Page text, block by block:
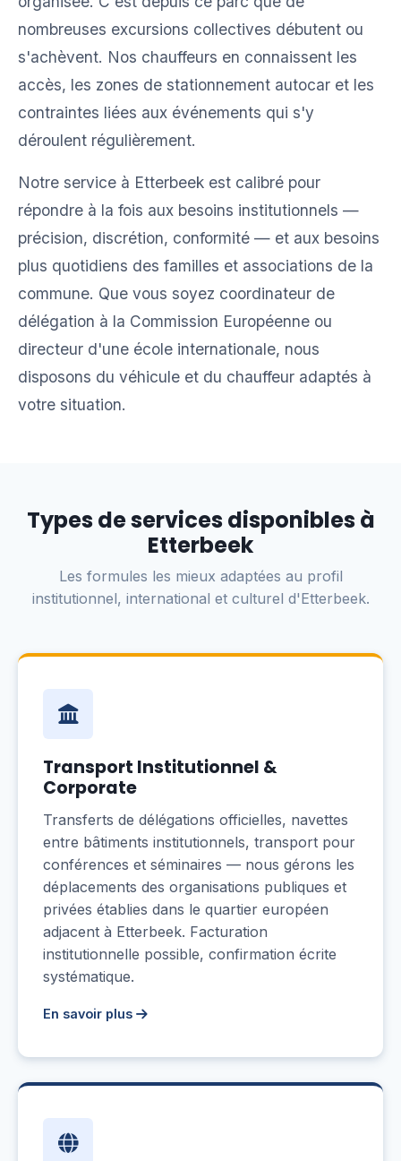
nombreuses excursions collectives débutent ou
s'achèvent. Nos chauffeurs en connaissent les
accès, les zones de stationnement autocar et les
contraintes liées aux événements qui s'y
déroulent régulièrement.
Notre service à Etterbeek est calibré pour
répondre à la fois aux besoins institutionnels —
précision, discrétion, conformité — et aux besoins
plus quotidiens des familles et associations de la
commune. Que vous soyez coordinateur de
délégation à la Commission Européenne ou
directeur d'une école internationale, nous
disposons du véhicule et du chauffeur adaptés à
votre situation.
Types de services disponibles à
Etterbeek
Les formules les mieux adaptées au profil
institutionnel, international et culturel d'Etterbeek.
Transport Institutionnel &
Corporate
Transferts de délégations officielles, navettes
entre bâtiments institutionnels, transport pour
conférences et séminaires — nous gérons les
déplacements des organisations publiques et
privées établies dans le quartier européen
adjacent à Etterbeek. Facturation
institutionnelle possible, confirmation écrite
systématique.
En savoir plus